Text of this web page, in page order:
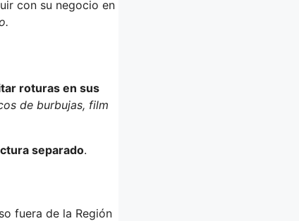
con su negocio en
roturas en sus
de burbujas, film
separado.
fuera de la Región